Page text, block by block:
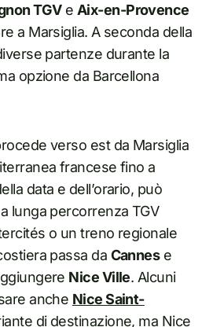
TGVe Aix-en-Provence
a Marsiglia. A seconda della
partenze durante la
opzione da Barcellona
verso est da Marsiglia
francese fino a
data e dell’orario, può
lunga percorrenza TGV
o un treno regionale
passa da Cannese
Nice Ville. Alcuni
anche Nice Saint-
di destinazione, ma Nice